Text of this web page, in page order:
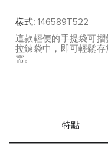
樣式: 146589T522
這款輕便的手提袋可
拉鍊袋中，即可輕鬆
需。
特點